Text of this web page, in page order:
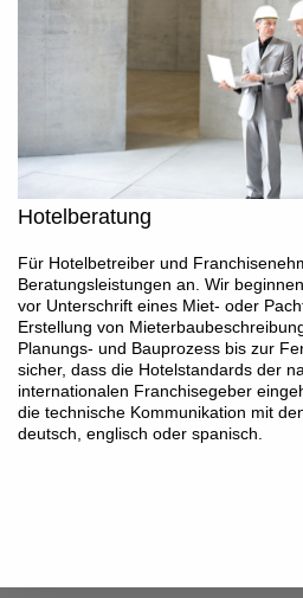
Hotelberatung
Für Hotelbetreiber und
Beratungsleistungen an. Wir
vor Unterschrift eines Miet- oder
Erstellung von
Planungs- und Bauprozess bis zur
sicher, dass die Hotelstandards der
internationalen Franchisegeber
die technische Kommunikation mit
deutsch, englisch oder spanisch.